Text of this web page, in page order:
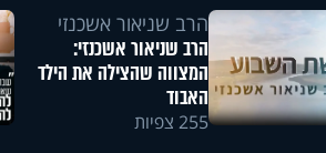
הרב שניאור אשכנזי
הרב שניאור אשכנזי:
המצווה שהצילה את הילד
האבוד
255 צפיות